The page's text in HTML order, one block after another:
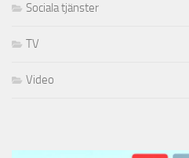
Sociala tjänster
TV
Video